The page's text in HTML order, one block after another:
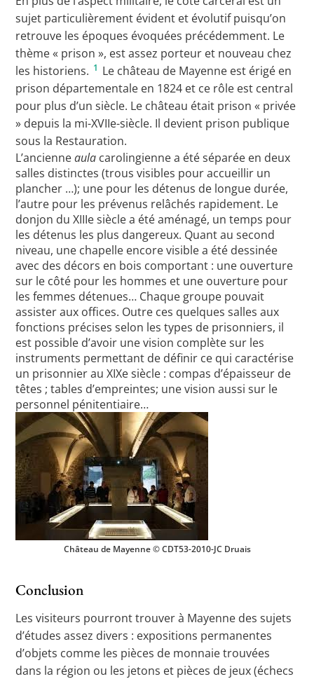
sujet particulièrement évident et évolutif puisqu’on
retrouve les époques évoquées précédemment. Le
thème « prison », est assez porteur et nouveau chez
les historiens. 1 Le château de Mayenne est érigé en
prison départementale en 1824 et ce rôle est central
pour plus d’un siècle. Le château était prison « privée
» depuis la mi-XVIIe-siècle. Il devient prison publique
sous la Restauration.
L’ancienneaula carolingienne a été séparée en deux
salles distinctes (trous visibles pour accueillir un
plancher …); une pour les détenus de longue durée,
l’autre pour les prévenus relâchés rapidement. Le
donjon du XIIIe siècle a été aménagé, un temps pour
les détenus les plus dangereux. Quant au second
niveau, une chapelle encore visible a été dessinée
avec des décors en bois comportant : une ouverture
sur le côté pour les hommes et une ouverture pour
les femmes détenues… Chaque groupe pouvait
assister aux offices. Outre ces quelques salles aux
fonctions précises selon les types de prisonniers, il
est possible d’avoir une vision complète sur les
instruments permettant de définir ce qui caractérise
un prisonnier au XIXe siècle : compas d’épaisseur de
têtes ; tables d’empreintes; une vision aussi sur le
personnel pénitentiaire…
Château de Mayenne © CDT53-2010-JC Druais
Conclusion
Les visiteurs pourront trouver à Mayenne des sujets
d’études assez divers : expositions permanentes
d’objets comme les pièces de monnaie trouvées
dans la région ou les jetons et pièces de jeux (échecs